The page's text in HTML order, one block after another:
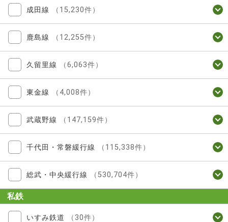
成田線 （15,230件）
鹿島線 （12,255件）
久留里線 （6,063件）
東金線 （4,008件）
武蔵野線 （147,159件）
千代田・常磐緩行線 （115,338件）
総武・中央緩行線 （530,704件）
私鉄
いすみ鉄道 （30件）